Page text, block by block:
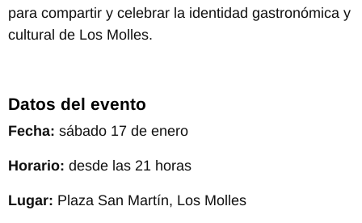
para compartir y celebrar la identidad gastronómica y
cultural de Los Molles.
Datos del evento
Fecha: sábado 17 de enero
Horario: desde las 21 horas
Lugar: Plaza San Martín, Los Molles